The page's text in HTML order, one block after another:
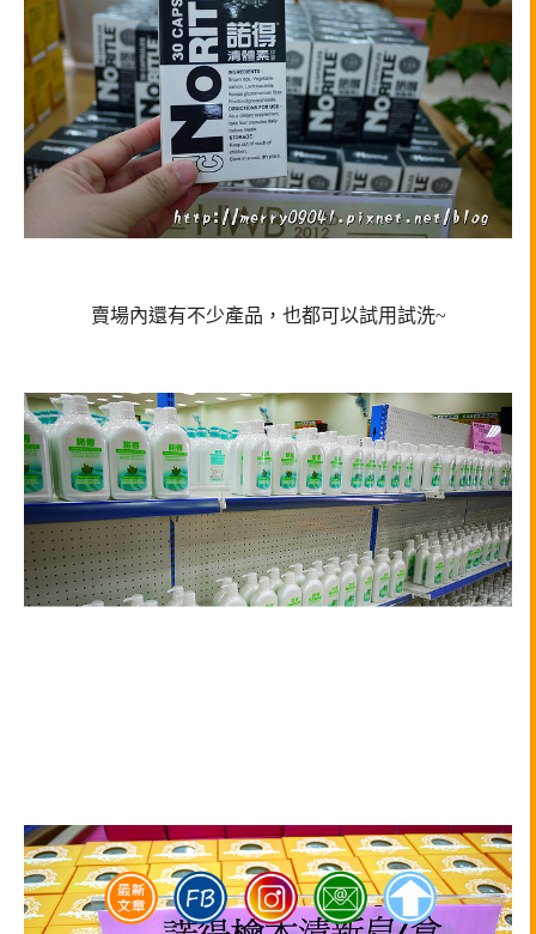
賣場內還有不少產品，也都可以試用試洗~